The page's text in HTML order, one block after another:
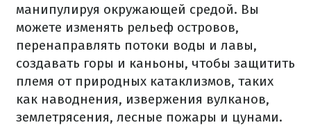
манипулируя окружающей средой. Вы
можете изменять рельеф островов,
перенаправлять потоки воды и лавы,
создавать горы и каньоны, чтобы защитить
племя от природных катаклизмов, таких
как наводнения, извержения вулканов,
землетрясения, лесные пожары и цунами.